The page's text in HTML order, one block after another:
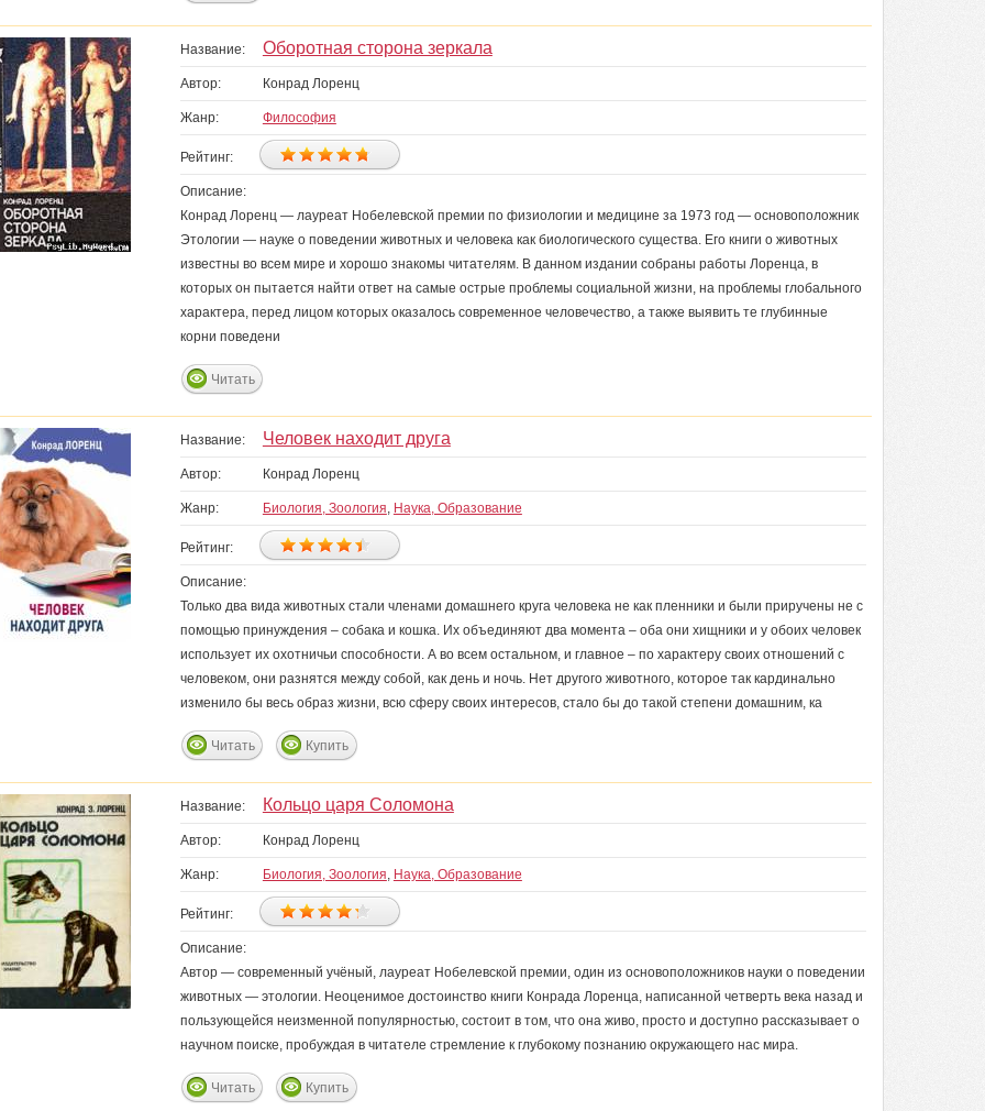
Название: Оборотная сторона зеркала
Автор: Конрад Лоренц
Жанр: Философия
Рейтинг:
Описание:
Конрад Лоренц — лауреат Нобелевской премии по физиологии и медицине за 1973 год — основоположник
Этологии — науке о поведении животных и человека как биологического существа. Его книги о животных
известны во всем мире и хорошо знакомы читателям. В данном издании собраны работы Лоренца, в
которых он пытается найти ответ на самые острые проблемы социальной жизни, на проблемы глобального
характера, перед лицом которых оказалось современное человечество, а также выявить те глубинные
корни поведени
Читать
Название: Человек находит друга
Автор: Конрад Лоренц
Жанр: Биология, Зоология, Наука, Образование
Рейтинг:
Описание:
Только два вида животных стали членами домашнего круга человека не как пленники и были приручены не с
помощью принуждения – собака и кошка. Их объединяют два момента – оба они хищники и у обоих человек
использует их охотничьи способности. А во всем остальном, и главное – по характеру своих отношений с
человеком, они разнятся между собой, как день и ночь. Нет другого животного, которое так кардинально
изменило бы весь образ жизни, всю сферу своих интересов, стало бы до такой степени домашним, ка
Читать Купить
Название: Кольцо царя Соломона
Автор: Конрад Лоренц
Жанр: Биология, Зоология, Наука, Образование
Рейтинг:
Описание:
Автор — современный учёный, лауреат Нобелевской премии, один из основоположников науки о поведении
животных — этологии. Неоценимое достоинство книги Конрада Лоренца, написанной четверть века назад и
пользующейся неизменной популярностью, состоит в том, что она живо, просто и доступно рассказывает о
научном поиске, пробуждая в читателе стремление к глубокому познанию окружающего нас мира.
Читать Купить